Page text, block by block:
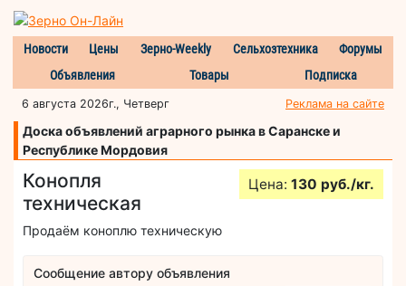
Новости Цены Зерно-Weekly Сельхозтехника
Форумы
Объявления
Товары Подписка
6 августа 2026г., Четверг Реклама на сайте
Доска объявлений аграрного рынка в Саранске и
Республике Мордовия
Конопля
техническая
Цена: 130 руб./кг.
Продаём коноплю техническую
Сообщение автору объявления